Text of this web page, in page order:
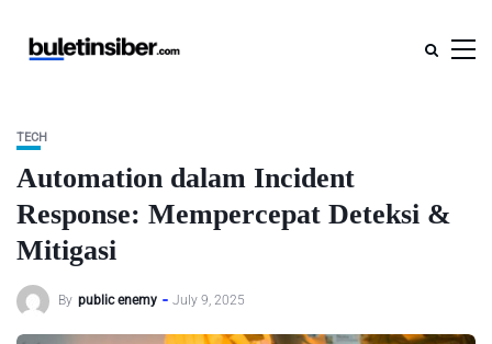
TECH
Automation dalam Incident
Response: Mempercepat Deteksi &
Mitigasi
By public enemy July 9, 2025